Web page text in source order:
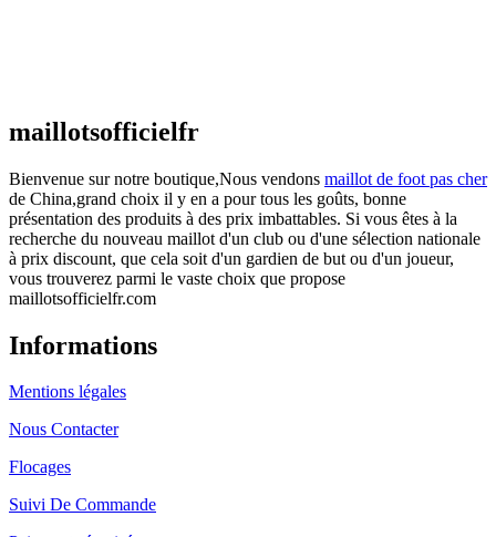
maillotsofficielfr
Bienvenue sur notre boutique,Nous vendons maillot de foot pas cher
de China,grand choix il y en a pour tous les goûts, bonne
présentation des produits à des prix imbattables. Si vous êtes à la
recherche du nouveau maillot d'un club ou d'une sélection nationale
à prix discount, que cela soit d'un gardien de but ou d'un joueur,
vous trouverez parmi le vaste choix que propose
maillotsofficielfr.com
Informations
Mentions légales
Nous Contacter
Flocages
Suivi De Commande